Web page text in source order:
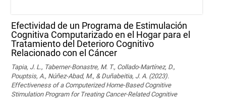
Efectividad de un Programa de Estimulación
Cognitiva Computarizado en el Hogar para el
Tratamiento del Deterioro Cognitivo
Relacionado con el Cáncer
Tapia, J. L., Taberner-Bonastre, M. T., Collado-Martínez, D.,
Pouptsis, A., Núñez-Abad, M., & Duñabeitia, J. A. (2023).
Effectiveness of a Computerized Home-Based Cognitive
Stimulation Program for Treating Cancer-Related Cognitive